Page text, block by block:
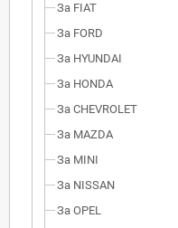
За FIAT
За FORD
За HYUNDAI
За HONDA
За CHEVROLET
За MAZDA
За MINI
За NISSAN
За OPEL